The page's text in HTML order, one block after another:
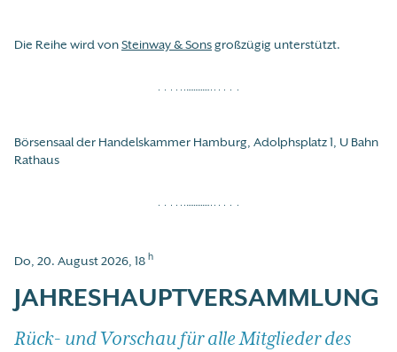
Die Reihe wird vonSteinway & Sonsgroßzügig unterstützt.
Börsensaal der Handelskammer Hamburg, Adolphsplatz 1, U Bahn
Rathaus
Do, 20. August 2026, 18 h
JAHRESHAUPTVERSAMMLUNG
Rück- und Vorschau für alle Mitglieder des